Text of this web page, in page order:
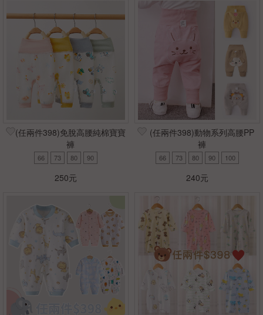
(任兩件398)免脫高腰純棉寶寶
褲
66 73 80 90
250元
(任兩件398)動物系列高腰PP
褲
66 73 80 90 100
240元